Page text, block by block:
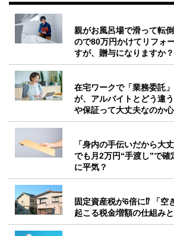
親がお風呂場で滑って転
ので80万円かけてリフォ
すが、贈与になりますか？
在宅ワークで「業務委託
が、アルバイトとどう違
や保証って大丈夫なのか
「身内の手伝いだから大
でも月2万円“手渡し”で確
に平気？
固定資産税が6倍に⁉ 「空
起こる税金増額の仕組みと